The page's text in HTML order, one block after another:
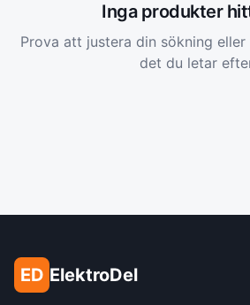
Inga produkter
Prova att justera din sökning
det du letar
ED ElektroDel